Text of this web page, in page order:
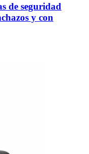
de seguridad
y con